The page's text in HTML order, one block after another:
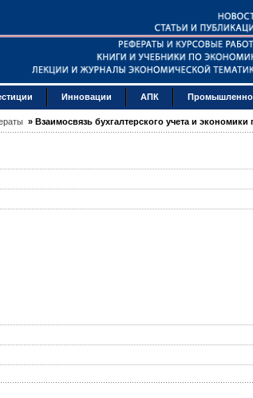
Инновации АПК
»Взаимосвязь бухгалтерского учета и экономики